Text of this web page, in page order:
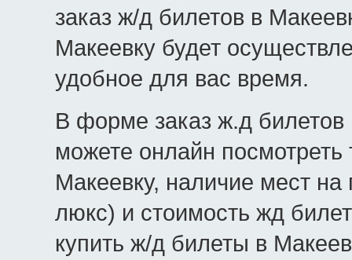
заказ ж/д билетов в
Макеевку будет
удобное для вас время.
В форме заказ ж.д билетов
можете онлайн посмотреть
Макеевку, наличие мест на
люкс) и стоимость жд
купить ж/д билеты в